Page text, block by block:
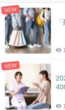
NEW
NEW